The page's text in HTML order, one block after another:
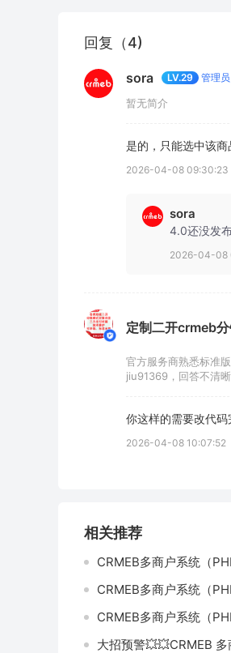
回复（4)
sora LV.29 管理员
暂无简介
是的，只能选中该
2026-04-08 09:30:23
sora
4.0还没发
2026-04-08
定制二开crmeb
官方服务商熟悉标准
jiu91369，回答不清
你这样的需要改代
2026-04-08 10:07:52
相关推荐
CRMEB多商户系统（
CRMEB多商户系统（
大招预警💥💥CRMEB